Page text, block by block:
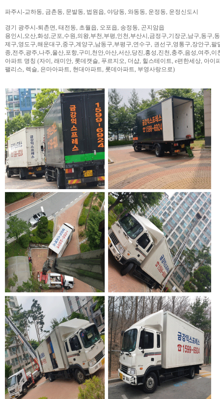
파주시-교하동, 금촌동, 문발동, 법원읍, 야당동, 와동동, 운정동, 운정신도시
경기 광주시-퇴촌면, 태전동, 초월읍, 오포읍, 송정동, 곤지암읍
용인시,오산,화성,군포,수원,의왕,부천,부평,인천,부산시,금정구,기장군,남구,동구,
제구,영도구,해운대구,중구,계양구,남동구,부평구,연수구, 권선구,영통구,장안구,
종,전주,광주,나주,울산,포항,구미,천안,아산,서산,당진,홍성,진천,충주,음성,여주,이
아파트 명칭 (자이, 래미안, 롯데캣슬, 푸르지오, 더샵, 힐스테이트, e편한세상, 아이
팰리스, 렉슬, 은마아파트, 현대아파트, 롯데아파트, 부영사랑으로)